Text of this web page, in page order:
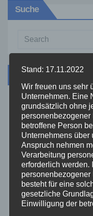
Suche
Kategorien
Aktuelles
Allgemein
Altenkirchen
Bundespolizei
Feuerwehr
Stand: 17.11.2022
Wir freuen uns sehr
Unternehmen. Eine
grundsätzlich ohne
betroffene Person
Unternehmens über
Anspruch nehmen
Verarbeitung
erforderlich werden.
personenbezogener
besteht für eine
gesetzliche
Einwilligung der